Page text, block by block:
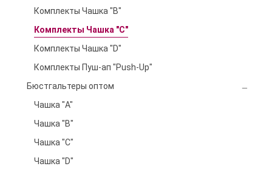
Комплекты Чашка "B"
Комплекты Чашка "C"
Комплекты Чашка "D"
Комплекты Пуш-ап "Push-Up"
Бюстгальтеры оптом
Чашка "A"
Чашка "B"
Чашка "C"
Чашка "D"